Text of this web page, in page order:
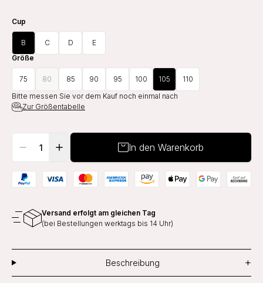
Cup
B C D
E
Größe
75 80 85 90 95 100 105
110
Bitte messen Sie vor dem Kauf noch einmal nach
Zur Größentabelle
In den Warenkorb
Versand erfolgt am gleichen Tag
(bei Bestellungen werktags bis 14 Uhr)
Beschreibung +